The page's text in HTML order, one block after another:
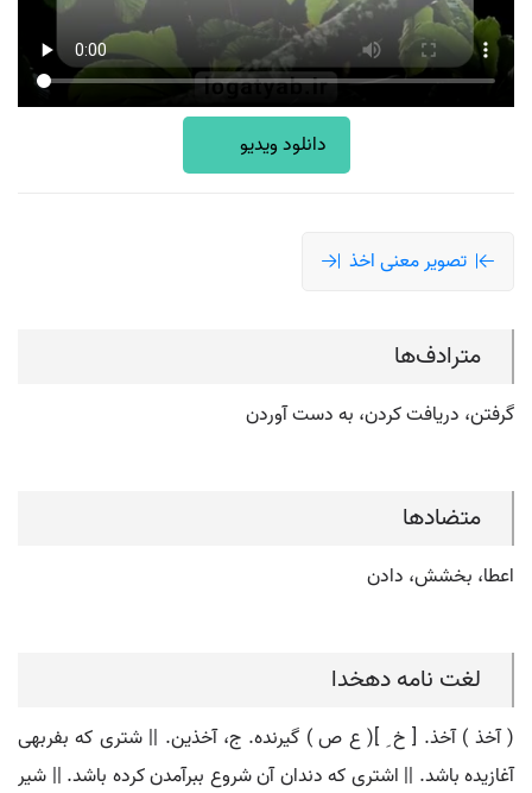
دانلود ویدیو
تصویر معنی اخذ
مترادف‌ها
گرفتن، دریافت کردن، به دست آوردن
متضادها
اعطا، بخشش، دادن
لغت نامه دهخدا
( آخذ ) آخذ. [ خ ِ ]( ع ص ) گیرنده. ج، آخذین. || شتری که بفربهی
آغازیده باشد. || اشتری که دندان آن شروع ببرآمدن کرده باشد. || شیر